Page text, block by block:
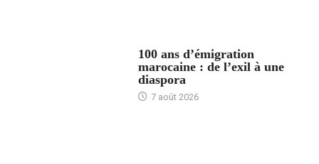
100 ans d’émigration
marocaine : de l’exil à une
diaspora
7 août 2026